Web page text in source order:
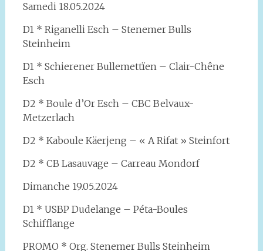
Samedi 18.05.2024
D1 * Riganelli Esch – Stenemer Bulls
Steinheim
D1 * Schierener Bullemettïen – Clair-Chêne
Esch
D2 * Boule d’Or Esch – CBC Belvaux-
Metzerlach
D2 * Kaboule Käerjeng – « A Rifat » Steinfort
D2 * CB Lasauvage – Carreau Mondorf
Dimanche 19.05.2024
D1 * USBP Dudelange – Péta-Boules
Schifflange
PROMO * Org. Stenemer Bulls Steinheim